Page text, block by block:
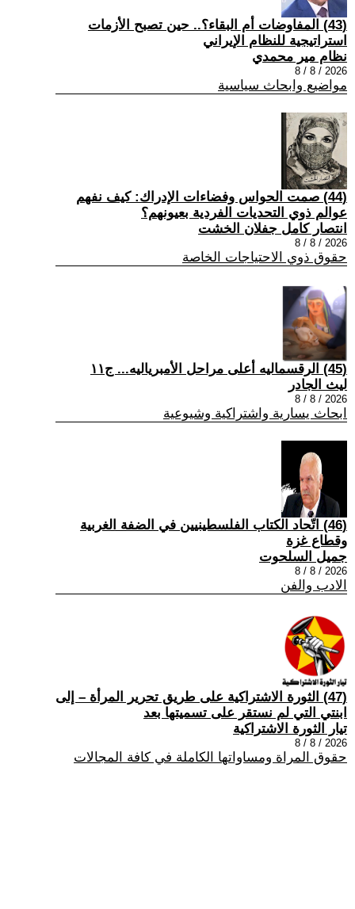
(43) المفاوضات أم البقاء؟.. حين تصبح الأزمات
استراتيجية للنظام الإيراني
نظام مير محمدي
2026 / 8 / 8
مواضيع وابحاث سياسية
(44) صمت الحواس وفضاءات الإدراك: كيف نفهم
عوالم ذوي التحديات الفردية بعيونهم؟
انتصار كامل جفلان الخشت
2026 / 8 / 8
حقوق ذوي الاحتياجات الخاصة
(45) الرقسماليه أعلى مراحل الأمبرياليه... ج١١
ليث الجادر
2026 / 8 / 8
ابحاث يسارية واشتراكية وشيوعية
(46) اتّحاد الكتاب الفلسطينيين في الضفة الغربية
وقطاع غزة
جميل السلحوت
2026 / 8 / 8
الادب والفن
(47) الثورة الاشتراكية على طريق تحرير المرأة – إلى
ابنتي التي لم نستقر على تسميتها بعد
تيار الثورة الاشتراكية
2026 / 8 / 8
حقوق المراة ومساواتها الكاملة في كافة المجالات